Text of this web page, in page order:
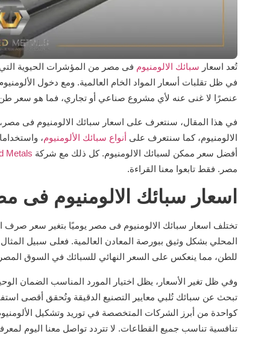
تُعد اسعار سبائك الالومنيوم فى مصر من المؤشرات الحيوية
في ظل تقلبات أسعار المواد الخام العالمية. ومع دخول
عنصرًا لا غنى عنه لأي مشروع صناعي أو تجاري، فما هو سعر طن
في هذا المقال، سنتعرف على اسعار سبائك الالومنيوم فى
الالومنيوم، كما سنتعرف على أنواع سبائك الألومنيوم،
أفضل سعر ممكن لسبائك الالومنيوم. كل ذلك مع شركة Metals
مصر. فقط تابعوا معنا القراءة.
اسعار سبائك الالومنيوم فى
تختلف اسعار سبائك الالومنيوم فى مصر يوميًا بتغير سعر صرف
للطن، مما ينعكس على السعر النهائي للسبائك في السوق
وفي ظل تغير الأسعار، يظل اختيار المورد المناسب الضمان
كواحدة من أبرز الشركات المتخصصة في توريد وتشكيل
تنافسية تناسب جميع القطاعات. لا تتردد تواصل معنا اليوم